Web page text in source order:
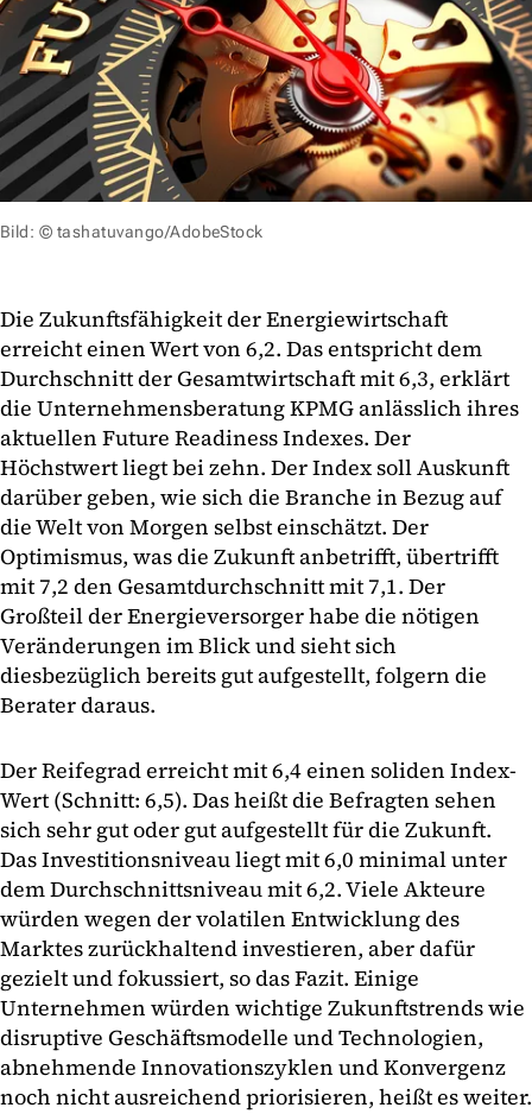
Bild: © tashatuvango/AdobeStock
Die Zukunftsfähigkeit der Energiewirtschaft
erreicht einen Wert von 6,2. Das entspricht dem
Durchschnitt der Gesamtwirtschaft mit 6,3, erklärt
die Unternehmensberatung KPMG anlässlich ihres
aktuellen Future Readiness Indexes. Der
Höchstwert liegt bei zehn. Der Index soll Auskunft
darüber geben, wie sich die Branche in Bezug auf
die Welt von Morgen selbst einschätzt. Der
Optimismus, was die Zukunft anbetrifft, übertrifft
mit 7,2 den Gesamtdurchschnitt mit 7,1. Der
Großteil der Energieversorger habe die nötigen
Veränderungen im Blick und sieht sich
diesbezüglich bereits gut aufgestellt, folgern die
Berater daraus.
Der Reifegrad erreicht mit 6,4 einen soliden Index-
Wert (Schnitt: 6,5). Das heißt die Befragten sehen
sich sehr gut oder gut aufgestellt für die Zukunft.
Das Investitionsniveau liegt mit 6,0 minimal unter
dem Durchschnittsniveau mit 6,2. Viele Akteure
würden wegen der volatilen Entwicklung des
Marktes zurückhaltend investieren, aber dafür
gezielt und fokussiert, so das Fazit. Einige
Unternehmen würden wichtige Zukunftstrends wie
disruptive Geschäftsmodelle und Technologien,
abnehmende Innovationszyklen und Konvergenz
noch nicht ausreichend priorisieren, heißt es weiter.